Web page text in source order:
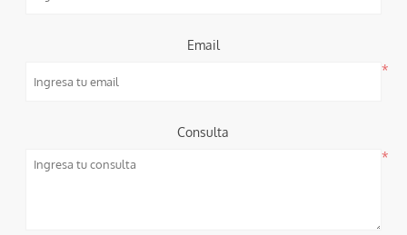
Email
*
Consulta
*